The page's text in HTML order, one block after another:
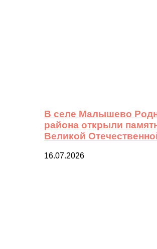
В селе Малышево
района открыли
Великой
16.07.2026